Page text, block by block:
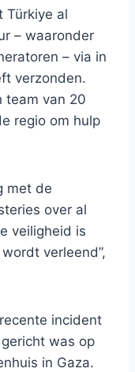
Türkiye al
– waaronder
– via in
verzonden.
team van 20
regio om hulp
met de
over al
veiligheid is
verleend”,
incident
was op
in Gaza.